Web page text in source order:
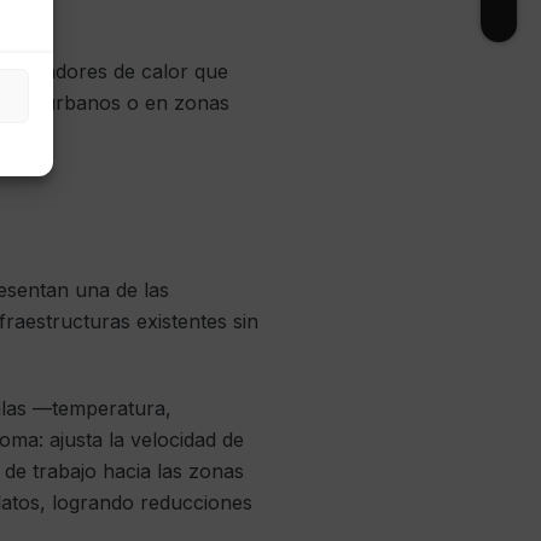
de calor que
urbanos o en zonas
una de las
existentes sin
—temperatura,
ajusta la velocidad de
trabajo hacia las zonas
logrando reducciones